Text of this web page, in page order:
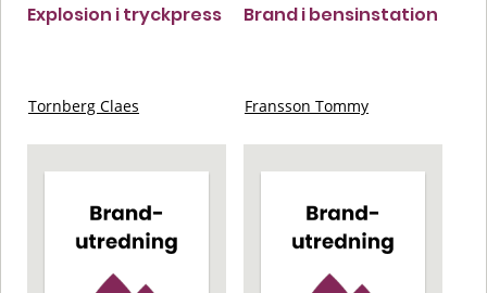
Explosion i tryckpress
Tornberg Claes
Brand i bensinstation
Fransson Tommy